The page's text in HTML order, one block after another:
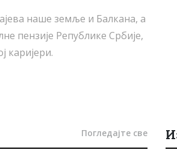
наше земље и Балкана, а
пензије Републике Србије,
каријери.
Погледајте све